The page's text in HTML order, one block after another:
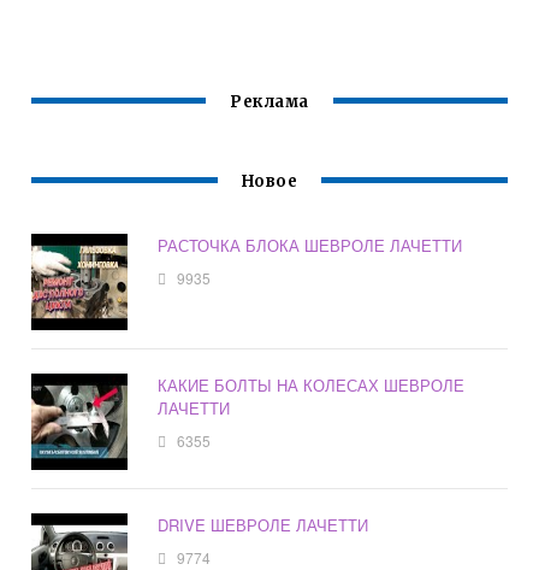
Реклама
Новое
РАСТОЧКА БЛОКА ШЕВРОЛЕ ЛАЧЕТТИ
9935
КАКИЕ БОЛТЫ НА КОЛЕСАХ ШЕВРОЛЕ
ЛАЧЕТТИ
6355
DRIVE ШЕВРОЛЕ ЛАЧЕТТИ
9774